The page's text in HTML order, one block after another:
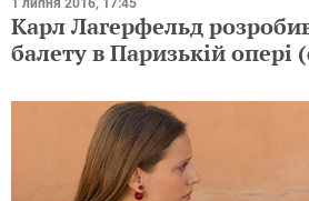
Карл Лагерфельд
балету в Паризькій опері